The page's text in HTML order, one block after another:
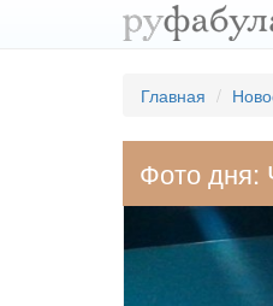
Главная
Фото дня: